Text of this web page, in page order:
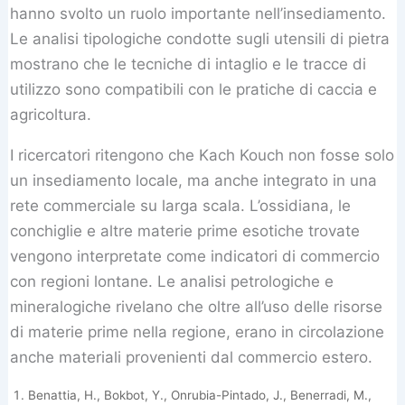
hanno svolto un ruolo importante nell’insediamento.
Le analisi tipologiche condotte sugli utensili di pietra
mostrano che le tecniche di intaglio e le tracce di
utilizzo sono compatibili con le pratiche di caccia e
agricoltura.
I ricercatori ritengono che Kach Kouch non fosse solo
un insediamento locale, ma anche integrato in una
rete commerciale su larga scala. L’ossidiana, le
conchiglie e altre materie prime esotiche trovate
vengono interpretate come indicatori di commercio
con regioni lontane. Le analisi petrologiche e
mineralogiche rivelano che oltre all’uso delle risorse
di materie prime nella regione, erano in circolazione
anche materiali provenienti dal commercio estero.
Benattia, H., Bokbot, Y., Onrubia-Pintado, J., Benerradi, M.,